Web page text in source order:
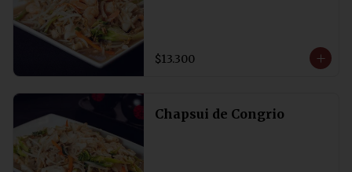
$13.300
Chapsui de Congrio